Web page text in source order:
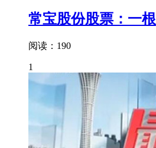
常宝股份股票：一根
阅读：190
1